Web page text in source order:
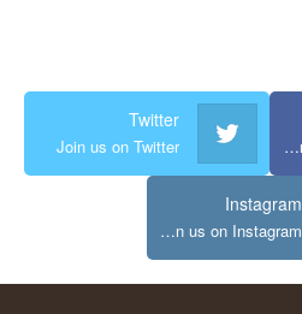
Join us on Facebook
Twitter
Join us on Twitter
Instagram
Join us on Instagram